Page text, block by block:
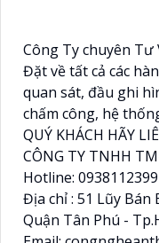
Công Ty chuyên Tư
Đặt về tất cả các
quan sát, đầu ghi
chấm công, hệ
QUÝ KHÁCH HÃY
CÔNG TY TNHH
Hotline:
Địa chỉ : 51 Lũy
Quận Tân Phú -